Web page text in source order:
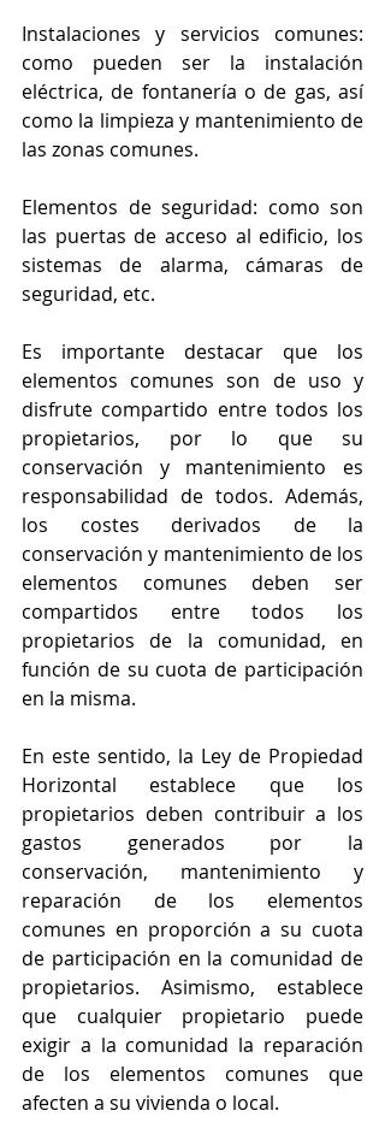
Instalaciones y servicios comunes:
como pueden ser la instalación
eléctrica, de fontanería o de gas, así
como la limpieza y mantenimiento de
las zonas comunes.
Elementos de seguridad: como son
las puertas de acceso al edificio, los
sistemas de alarma, cámaras de
seguridad, etc.
Es importante destacar que los
elementos comunes son de uso y
disfrute compartido entre todos los
propietarios, por lo que su
conservación y mantenimiento es
responsabilidad de todos. Además,
los costes derivados de la
conservación y mantenimiento de los
elementos comunes deben ser
compartidos entre todos los
propietarios de la comunidad, en
función de su cuota de participación
en la misma.
En este sentido, la Ley de Propiedad
Horizontal establece que los
propietarios deben contribuir a los
gastos generados por la
conservación, mantenimiento y
reparación de los elementos
comunes en proporción a su cuota
de participación en la comunidad de
propietarios. Asimismo, establece
que cualquier propietario puede
exigir a la comunidad la reparación
de los elementos comunes que
afecten a su vivienda o local.